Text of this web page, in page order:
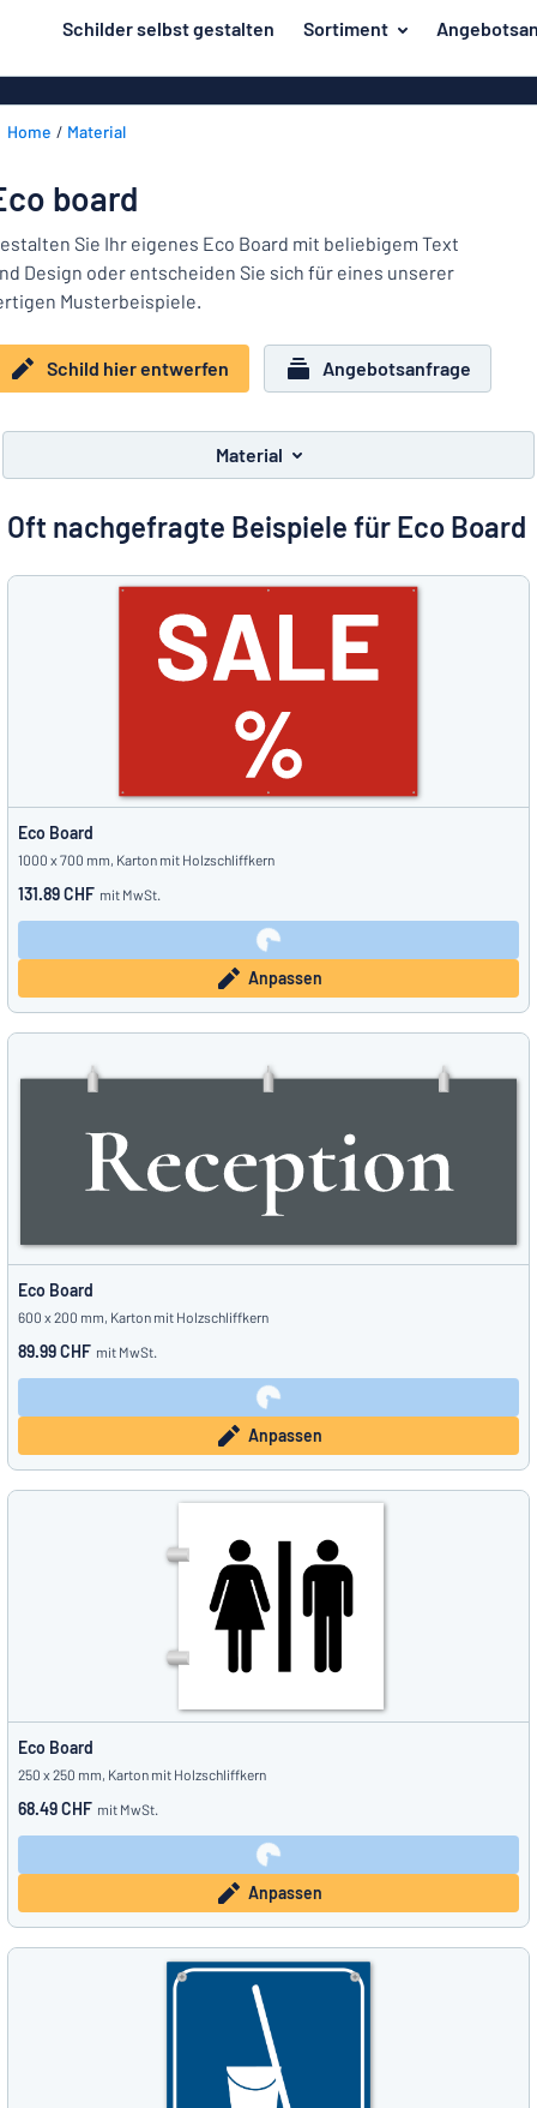
springen
Schilder selbst gestalten Sortiment
Material
Branche
Haus und Heim
Büro und Arbeitsplatz
Aufkleber
Namensschilder
Kennzeichnung
Alle Kategorien anzeigen
Das Gesuchte nicht gefunden? Schild hier entwerfen
Unsere
Bestseller
Herstellung
und
Arbeitsplatz
Alle Kategorien anzeigen
Angebotsanfrage
Deutsch
zum
entwerfen
Home Material
board
Sie Ihr eigenes Eco Board mit beliebigem Text
Design oder entscheiden Sie sich für eines unserer
Musterbeispiele.
Schild hier entwerfen Angebotsanfrage
Material
Oft nachgefragte Beispiele für Eco Board
Eco Board
1000 x 700 mm, Karton mit Holzschliffkern
131.89 CHF mit MwSt.
Anpassen
Eco Board
600 x 200 mm, Karton mit Holzschliffkern
89.99 CHF mit MwSt.
Anpassen
Eco Board
250 x 250 mm, Karton mit Holzschliffkern
68.49 CHF mit MwSt.
Anpassen